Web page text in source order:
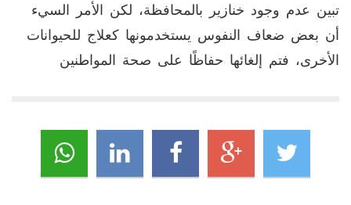
تبين عدم وجود خنازير بالمحافظة، لكن الأمر السيء
أن بعض ضعاف النفوس يستخدمونها كعلاج للحيوانات
الأخرى، فتم إلغائها حفاظًا على صحة المواطنين